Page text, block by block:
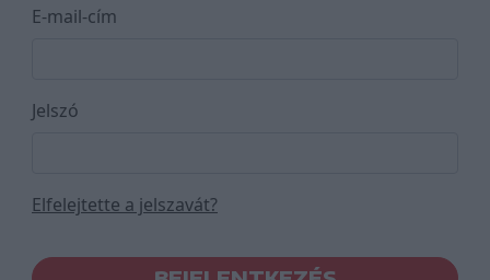
E-mail-cím
Jelszó
Elfelejtette a jelszavát?